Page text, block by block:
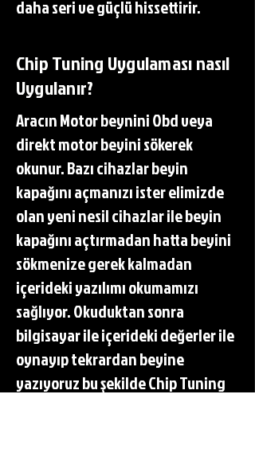
daha seri ve güçlü hissettirir.
Chip Tuning Uygulaması nasıl
Uygulanır?
Aracın Motor beynini Obd veya
direkt motor beyini sökerek
okunur. Bazı cihazlar beyin
kapağını açmanızı ister elimizde
olan yeni nesil cihazlar ile beyin
kapağını açtırmadan hatta beyini
sökmenize gerek kalmadan
içerideki yazılımı okumamızı
sağlıyor. Okuduktan sonra
bilgisayar ile içerideki değerler ile
oynayıp tekrardan beyine
yazıyoruz bu şekilde Chip Tuning